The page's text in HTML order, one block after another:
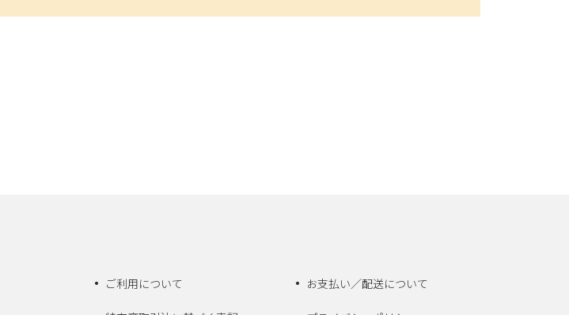
ご利用について お支払い／配送について